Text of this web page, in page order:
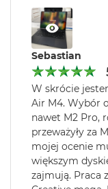
B
o
o
k
A
i
r
S
r
e
b
r
n
y
Wyświetlacz Liquid
Wyświetlacz o
technologii IPS1
Rozdzielczość
Jasność 500 nitów
Kolory
Moduł Bluetooth
Czytnik kart
pamięci:
Karta sieciowa
bezprzewodowa
WLAN
Kamera
Sebastian
W skrócie
Air M4. Wybór
nawet M2 Pro,
przeważyły za
mojej ocenie
większym
zajmują. Praca